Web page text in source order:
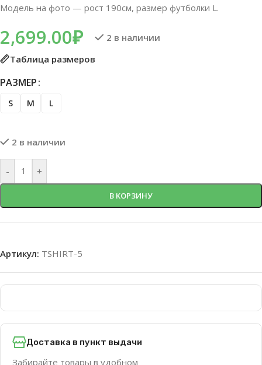
Модель на фото — рост 190см, размер футболки L.
2,699.00₽
2 в наличии
Таблица размеров
РАЗМЕР
S M L
2 в наличии
- +
В КОРЗИНУ
Артикул: TSHIRT-5
Доставка в пункт выдачи
Забирайте товары в удобном